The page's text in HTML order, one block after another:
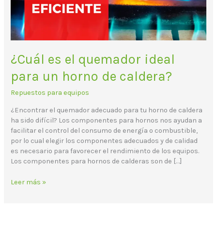
¿Cuál es el quemador ideal
para un horno de caldera?
Repuestos para equipos
¿Encontrar el quemador adecuado para tu horno de caldera
ha sido difícil? Los componentes para hornos nos ayudan a
facilitar el control del consumo de energía o combustible,
por lo cual elegir los componentes adecuados y de calidad
es necesario para favorecer el rendimiento de los equipos.
Los componentes para hornos de calderas son de […]
horno
de
caldera?
Leer más »